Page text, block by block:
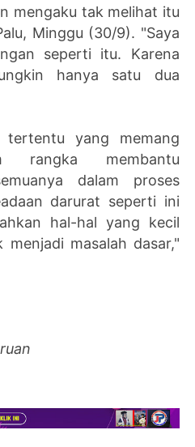
mengaku tak melihat itu
Minggu (30/9). "Saya
seperti itu. Karena
hanya satu dua
tertentu yang memang
rangka membantu
dalam proses
darurat seperti ini
hal-hal yang kecil
masalah dasar,"